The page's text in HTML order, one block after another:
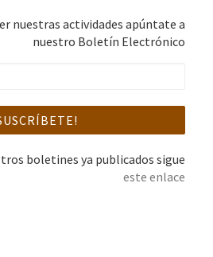
nuestras actividades apúntate a
nuestro Boletín Electrónico
boletines ya publicados sigue
este enlace